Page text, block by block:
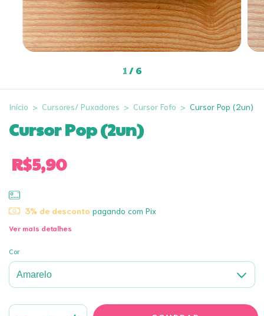
1/6
Início > Cursores/ Puxadores > Cursor Fofo > Cursor Pop (2un)
Cursor Pop (2un)
R$5,90
3% de desconto pagando com Pix
Ver mais detalhes
Cor